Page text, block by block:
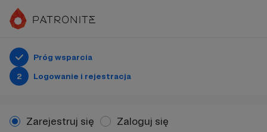
Próg wsparcia
2
Logowanie i rejestracja
Zarejestruj się Zaloguj się